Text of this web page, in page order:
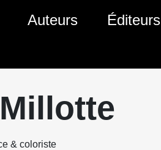
Auteurs Éditeurs
& coloriste